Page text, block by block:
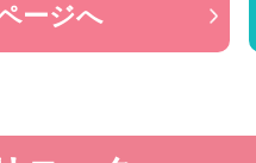
ージへ